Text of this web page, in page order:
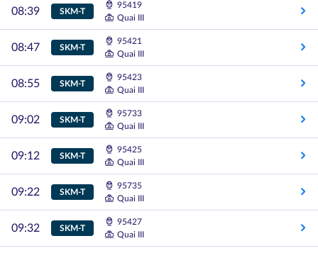
08:39 SKM-T
95419
Quai III
08:47 SKM-T
95421
Quai III
08:55 SKM-T
95423
Quai III
09:02 SKM-T
95733
Quai III
09:12 SKM-T
95425
Quai III
09:22 SKM-T
95735
Quai III
09:32 SKM-T
95427
Quai III